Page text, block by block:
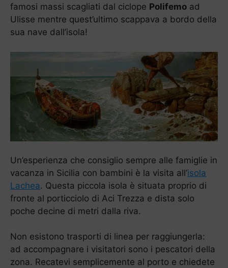
famosi massi scagliati dal ciclope Polifemo ad
Ulisse mentre quest’ultimo scappava a bordo della
sua nave dall’isola!
Un’esperienza che consiglio sempre alle famiglie in
vacanza in Sicilia con bambini è la visita all’isola
Lachea. Questa piccola isola è situata proprio di
fronte al porticciolo di Aci Trezza e dista solo
poche decine di metri dalla riva.
Non esistono trasporti di linea per raggiungerla:
ad accompagnare i visitatori sono i pescatori della
zona. Recatevi semplicemente al porto e chiedete